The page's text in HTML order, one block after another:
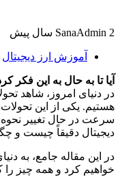
SanaAdmin 2 سال پیش
آموزش ارز دیجیتال
آیا تا به حال به این فکر
در دنیای امروز، شاهد
هستیم. یکی از این
سرعت در حال تغییر نحوه
دیجیتال دقیقاً چیست و
در این مقاله جامع، به
خواهیم کرد و همه چیز را